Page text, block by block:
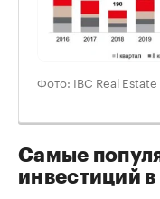
Фото: IBC Real Estate
Самые
инвестиций